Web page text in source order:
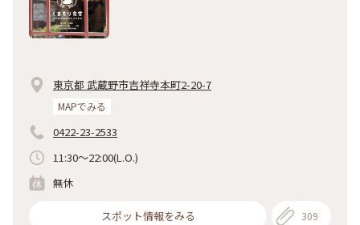
東京都 武蔵野市吉祥寺本町2-20-7
MAPでみる
0422-23-2533
11:30～22:00(L.O.)
無休
スポット情報をみる 309